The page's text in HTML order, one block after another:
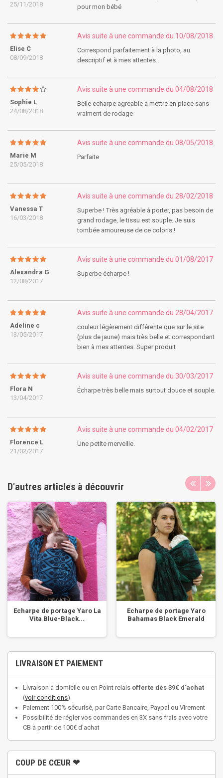
25/11/2018
pour mon bébé
Elise C
08/09/2018
Avis suite à une commande du 10/08/2018
Correspond parfaitement à la photo, au
descriptif et à mes attentes.
Sophie L
24/08/2018
Avis suite à une commande du 04/08/2018
Belle echarpe agreable à mettre en place sans
vraiment de rodage
Marie M
25/05/2018
Avis suite à une commande du 08/05/2018
Parfaite
Vanessa T
16/03/2018
Avis suite à une commande du 28/02/2018
Superbe ! Très agréable à porter, pas besoin de
grand rodage, le tissu est souple. Je suis
tombée amoureuse de ce coloris !
Alexandra G
12/08/2017
Avis suite à une commande du 01/08/2017
Superbe écharpe !
Adeline c
13/05/2017
Avis suite à une commande du 28/04/2017
couleur légèrement différente que sur le site
(plus de jaune) mais très belle et correspondant
bien à mes attentes. Super produit
Flora N
13/04/2017
Avis suite à une commande du 30/03/2017
Écharpe très belle mais surtout douce et souple.
Florence L
21/02/2017
Avis suite à une commande du 04/02/2017
Une petite merveille.
D'autres articles à découvrir
Echarpe de portage Yaro La
Vita Blue-Black...
Echarpe de portage Yaro
Bahamas Black Emerald
LIVRAISON ET PAIEMENT
Livraison à domicile ou en Point relais offerte dès 39€ d'achat
(voir conditions)
Paiement 100% sécurisé, par Carte Bancaire, Paypal ou Virement
Possibilité de régler vos commandes en 3X sans frais avec votre
CB à partir de 100€ d'achat
COUP DE CŒUR ❤